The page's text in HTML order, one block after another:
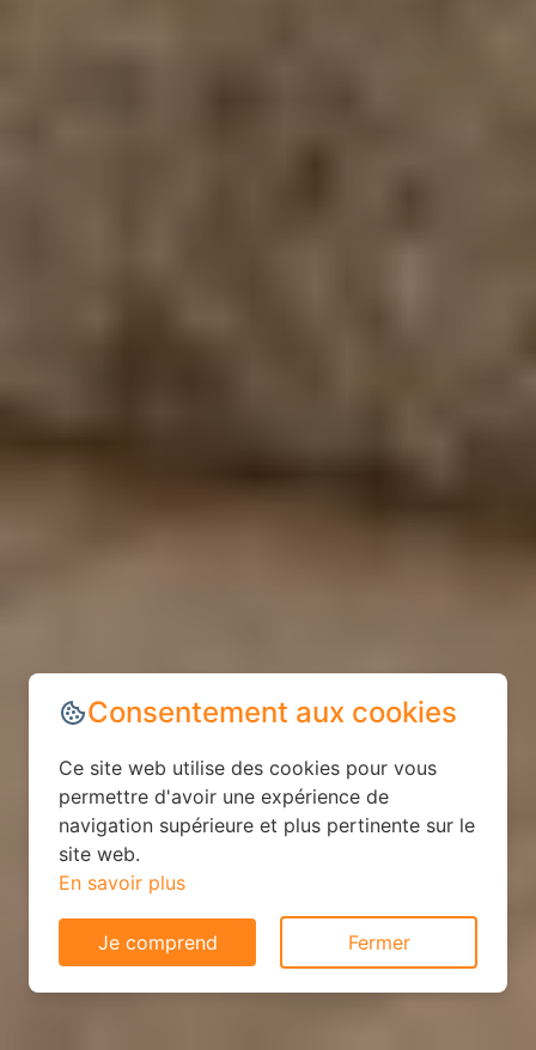
Consentement aux cookies
Ce site web utilise des cookies pour vous
permettre d'avoir une expérience de
navigation supérieure et plus pertinente sur le
site web.
En savoir plus
Je comprend Fermer